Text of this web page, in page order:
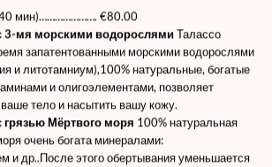
мин)…………………. €80.00
3-мя морскими водорослямиТалассо
запатентованными морскими водорослями
и литотамниум),100% натуральные, богатые
и олигоэлементами, позволяет
тело и насытить вашу кожу.
Мёртвого моря 100% натуральная
очень богата минералами:
и др..После этого обертывания уменьшается